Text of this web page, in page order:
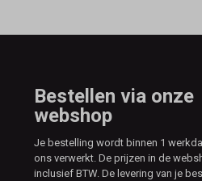
Bestellen via onze
webshop
Je bestelling wordt binnen 1
ons verwerkt. De prijzen in de
inclusief BTW. De levering van je